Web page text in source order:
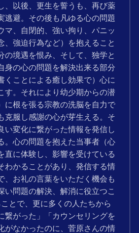
、以後、更生を誓うも、再び薬
逃避。その後も凡ゆる心の問題
マ、自閉的、強い拘り、パニッ
、強迫行為など）を抱えること
の境遇を恨み、そして、独学と
身の心の問題を解決出来る部分
くことによる癒し効果で）心に
す。それにより幼少期からの潜
に根を張る宗教の洗脳を自力で
克服し感謝の心が芽生える。そ
い変化に繋がった情報を発信し
。心の問題を抱えた当事者（心
直に体験し、影響を受けている
わかることがあり、発信する情
、お礼の言葉をいただく機会も
い問題の解決、解消に役立つこ
とで、更に多くの人たちから
繋がった」「カウンセリングを
がなかったのに、菅原さんの情